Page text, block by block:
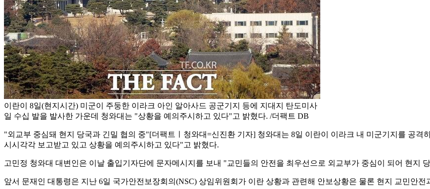
이란이 8일(현지시간) 미군이 주둥한 이라크 아인 알아사드 공군기지 등에 지대지 탄도미사
일 수십 발을 발사한 가운데 청와대는 "상황을 예의주시하고 있다"고 밝혔다. /더팩트 DB
"외교부 중심돼 현지 당국과 긴밀 협의 중"[더팩트ㅣ청와대=신진환 기자] 청와대는 8일 이란이 이라크 내 미군기지를 공
시시각각 보고받고 있고 상황을 예의주시하고 있다"고 밝혔다.
고민정 청와대 대변인은 이날 출입기자단에 문자메시지를 보내 "교민들의 안전을 최우선으로 외교부가 중심이 되어 현지
앞서 문재인 대통령은 지난 6일 국가안전보장회의(NSC) 상임위원회가 이란 상황과 관련해 안보상황은 물론 현지 교민안